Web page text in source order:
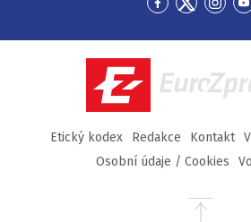
Přejít
Facebook
Přejít
Twitter
Přejít
EuroZprávy.cz
Etický kodex Redakce Kontakt
Osobní údaje / Cookies
Přejít